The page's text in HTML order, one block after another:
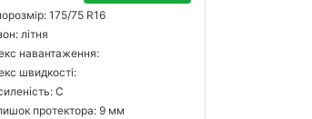
175/75 R16
літня
навантаження:
швидкості:
C
протектора: 9 мм